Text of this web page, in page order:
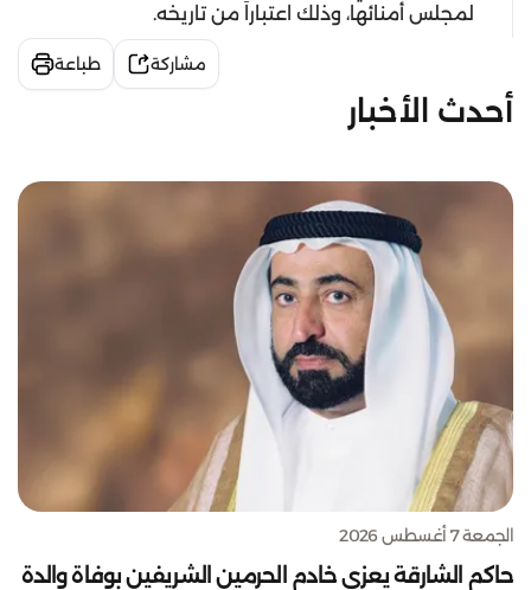
لمجلس أُمنائها، وذلك اعتباراً من تاريخه.
مشاركة طباعة
أحدث الأخبار
الجمعة 7 أغسطس 2026
حاكم الشارقة يعزي خادم الحرمين الشريفين بوفاة والدة